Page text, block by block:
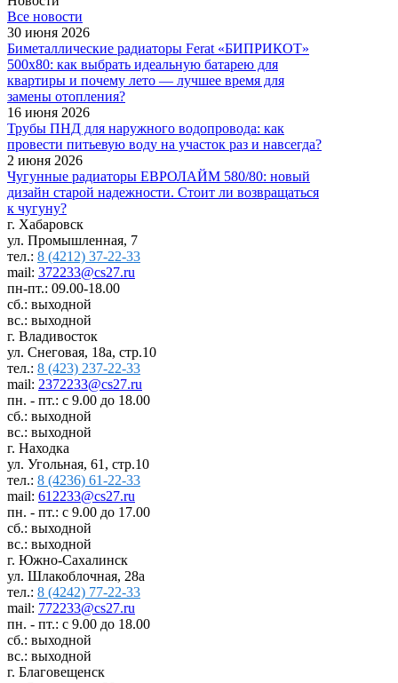
Все новости
30 июня 2026
Биметаллические радиаторы Ferat «БИПРИКОТ»
500x80: как выбрать идеальную батарею для
квартиры и почему лето — лучшее время для
замены отопления?
16 июня 2026
Трубы ПНД для наружного водопровода: как
провести питьевую воду на участок раз и навсегда?
2 июня 2026
Чугунные радиаторы ЕВРОЛАЙМ 580/80: новый
дизайн старой надежности. Стоит ли возвращаться
к чугуну?
г. Хабаровск
ул. Промышленная, 7
тел.: 8 (4212) 37-22-33
mail: 372233@cs27.ru
пн-пт.: 09.00-18.00
сб.: выходной
вс.: выходной
г. Владивосток
ул. Снеговая, 18а, стр.10
тел.: 8 (423) 237-22-33
mail: 2372233@cs27.ru
пн. - пт.: с 9.00 до 18.00
сб.: выходной
вс.: выходной
г. Находка
ул. Угольная, 61, стр.10
тел.: 8 (4236) 61-22-33
mail: 612233@cs27.ru
пн. - пт.: с 9.00 до 17.00
сб.: выходной
вс.: выходной
г. Южно-Сахалинск
ул. Шлакоблочная, 28а
тел.: 8 (4242) 77-22-33
mail: 772233@cs27.ru
пн. - пт.: с 9.00 до 18.00
сб.: выходной
вс.: выходной
г. Благовещенск